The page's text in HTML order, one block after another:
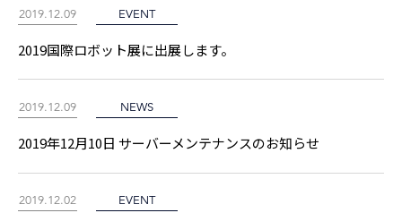
2019.12.09 EVENT
2019国際ロボット展に出展します。
2019.12.09 NEWS
2019年12月10日 サーバーメンテナンスのお知らせ
2019.12.02 EVENT